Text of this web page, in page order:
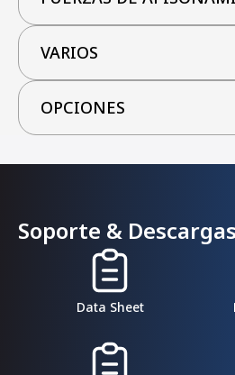
VARIOS
OPCIONES
Soporte & Descargas
Data Sheet